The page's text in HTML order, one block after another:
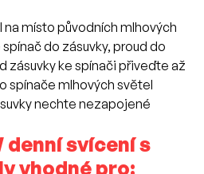
místo původních mlhových
do zásuvky, proud do
zásuvky ke spínači přiveďte až
spínače mlhových světel
nechte nezapojené
denní svícení s
vhodné pro: